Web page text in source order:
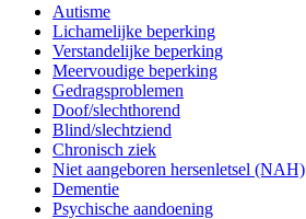
Autisme
Lichamelijke beperking
Verstandelijke beperking
Meervoudige beperking
Gedragsproblemen
Doof/slechthorend
Blind/slechtziend
Chronisch ziek
Niet aangeboren hersenletsel (NAH)
Dementie
Psychische aandoening